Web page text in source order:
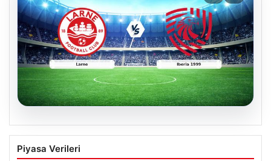
04.08.2026
(Özet) Larne – Iberia 1999 Maçı Özeti
ve Tüm Önemli Anları
Piyasa Verileri